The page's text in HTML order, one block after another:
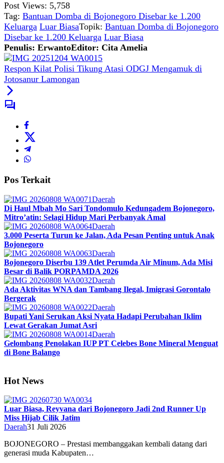
Post Views: 5,758
Tag: Bantuan Domba di Bojonegoro Disebar ke 1.200
Keluarga Luar BiasaTopik: Bantuan Domba di Bojonegoro
Disebar ke 1.200 Keluarga Luar Biasa
Penulis: ErwantoEditor: Cita Amelia
Respon Kilat Polisi Tikung Atasi ODGJ Mengamuk di
Jotosanur Lamongan
Pos Terkait
Daerah
Di Haul Mbah Mo Sari Tondomulo Kedungadem Bojonegoro,
Mitro’atin: Selagi Hidup Mari Perbanyak Amal
Daerah
3.000 Peserta Turun ke Jalan, Ada Pesan Penting untuk Anak
Bojonegoro
Daerah
Bojonegoro Diserbu 139 Atlet Perumda Air Minum, Ada Misi
Besar di Balik PORPAMDA 2026
Daerah
Ada Aktivitas WNA dan Tambang Ilegal, Imigrasi Gorontalo
Bergerak
Daerah
Bupati Yani Serukan Aksi Nyata Hadapi Perubahan Iklim
Lewat Gerakan Jumat Asri
Daerah
Gelombang Penolakan IUP PT Celebes Bone Mineral Menguat
di Bone Balango
Hot News
Luar Biasa, Reyvana dari Bojonegoro Jadi 2nd Runner Up
Miss Hijab Cilik Jatim
Daerah31 Juli 2026
BOJONEGORO – Prestasi membanggakan kembali datang dari
generasi muda Kabupaten…